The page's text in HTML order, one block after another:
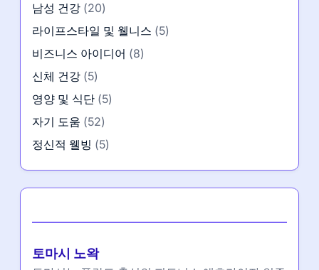
남성 건강 (20)
라이프스타일 및 웰니스 (5)
비즈니스 아이디어 (8)
신체 건강 (5)
영양 및 식단 (5)
자기 도움 (52)
정신적 웰빙 (5)
토마시 노왁